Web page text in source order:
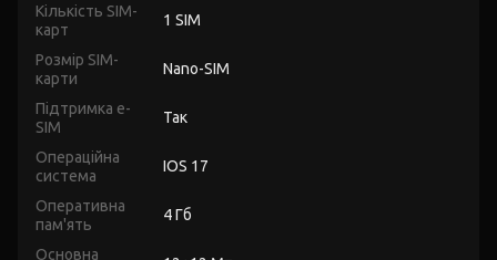
Кількість SIM-
карт
1 SIM
Розмір SIM-
карти
Nano-SIM
Підтримка e-
SIM
Так
Операційна
система
IOS 17
Оперативна
пам'ять
4 Гб
Основна